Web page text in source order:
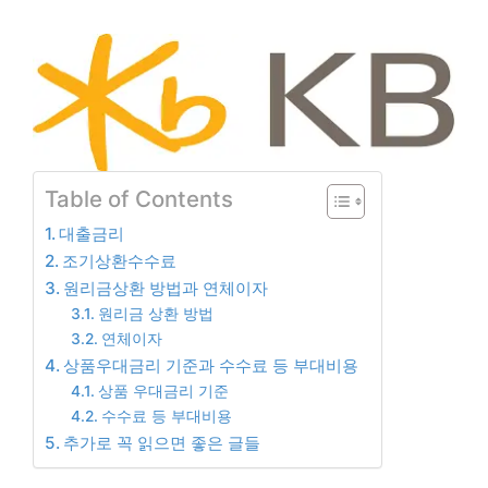
Table of Contents
대출금리
조기상환수수료
원리금상환 방법과 연체이자
원리금 상환 방법
연체이자
상품우대금리 기준과 수수료 등 부대비용
상품 우대금리 기준
수수료 등 부대비용
추가로 꼭 읽으면 좋은 글들